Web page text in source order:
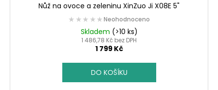
Nůž na ovoce a zeleninu XinZuo Ji X08E 5"
★★★★★
★★★★★Neohodnoceno
Skladem (>10 ks)
1 486,78 Kč bez DPH
1 799 Kč
DO KOŠÍKU